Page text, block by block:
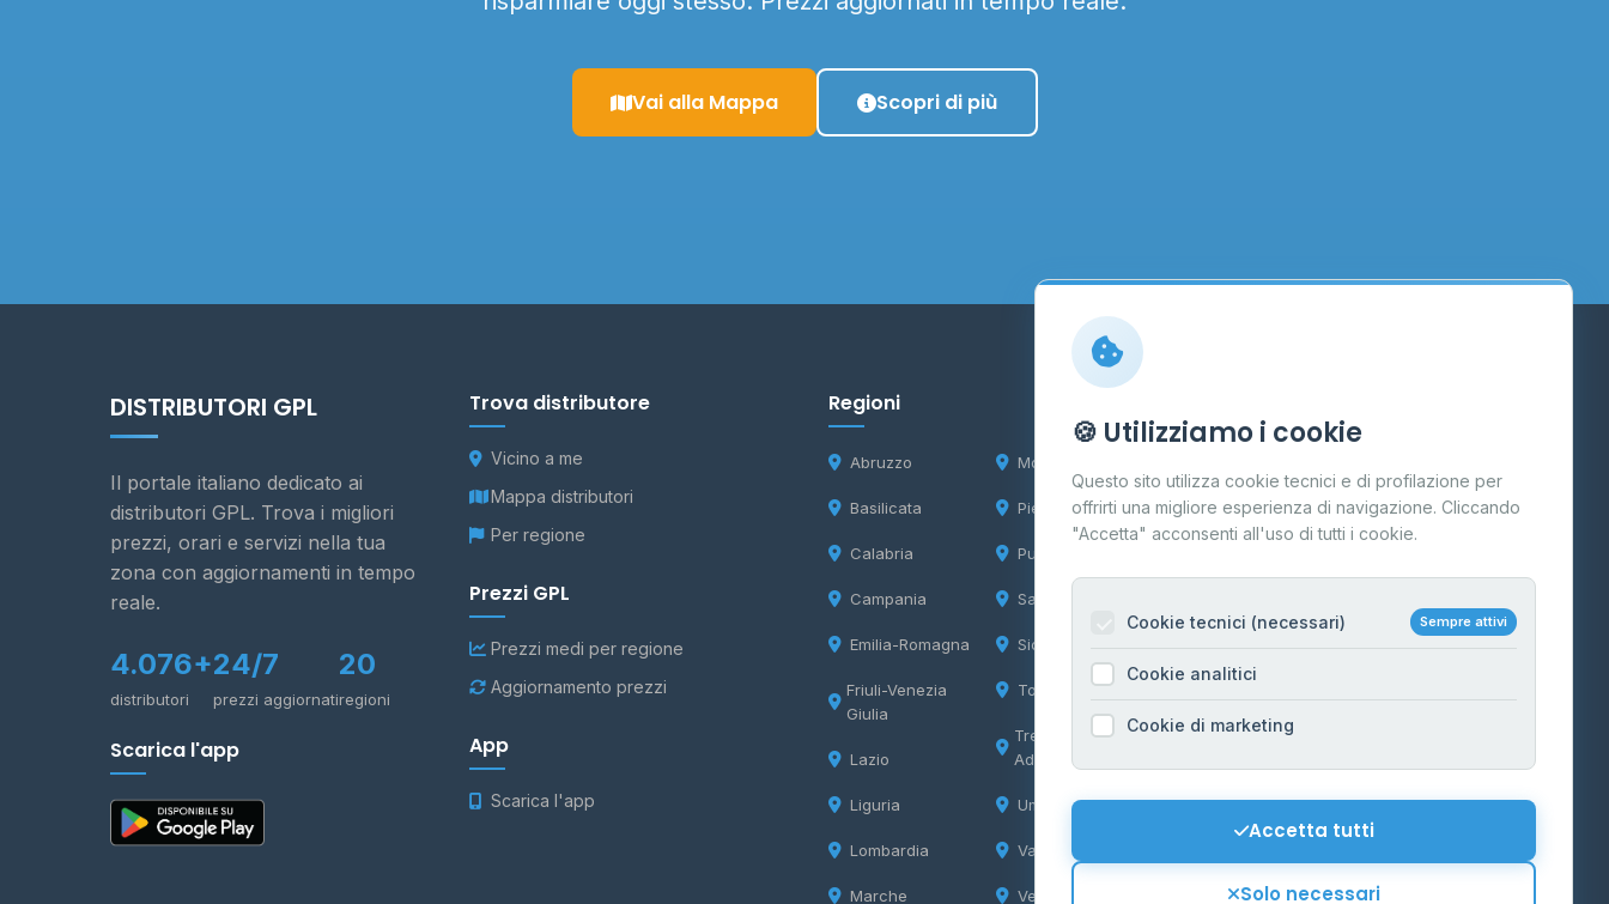
Vai alla Mappa Scopri di più
DISTRIBUTORI GPL
Il portale italiano dedicato ai
distributori GPL. Trova i migliori
prezzi, orari e servizi nella tua
zona con aggiornamenti in tempo
reale.
4.076+
distributori
24/7
prezzi aggiornati
20
regioni
Scarica l'app
Trova distributore
Vicino a me
Mappa distributori
Per regione
Prezzi GPL
Prezzi medi per regione
Aggiornamento prezzi
App
Scarica l'app
Regioni
Abruzzo
Basilicata
Calabria
Campania
Emilia-Romagna
Friuli-Venezia
Giulia
Lazio
Liguria
Lombardia
Marche
Molise
Piemonte
Puglia
Sardegna
Sicilia
Toscana
Trentino-Alto
Adige
Umbria
Valle d'Aosta
Veneto
Contatti
Per gestori
Informazioni legali
Privacy Policy
Cookie Policy
Mappa del sito
Contattaci
🍪 Utilizziamo i cookie
Questo sito utilizza cookie tecnici e di profilazione per
offrirti una migliore esperienza di navigazione. Cliccando
"Accetta" acconsenti all'uso di tutti i cookie.
Cookie tecnici (necessari) Sempre attivi
Cookie analitici
Cookie di marketing
Accetta tutti
Solo necessari